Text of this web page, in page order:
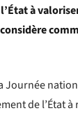
à
Journée
de l’État